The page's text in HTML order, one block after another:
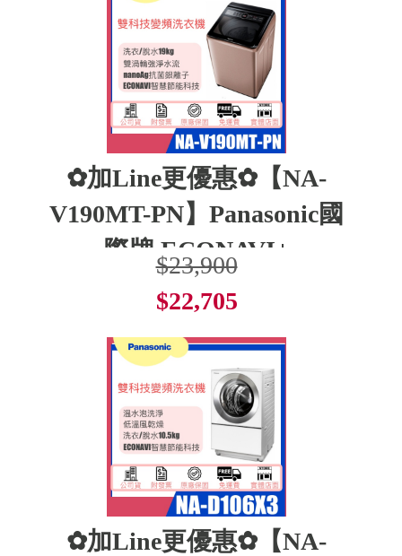
了解更多
✿加Line更優惠✿【NA-
V190MT-PN】Panasonic國
際牌 ECONAVI+
$23,900
$22,705
✿加Line更優惠✿【NA-